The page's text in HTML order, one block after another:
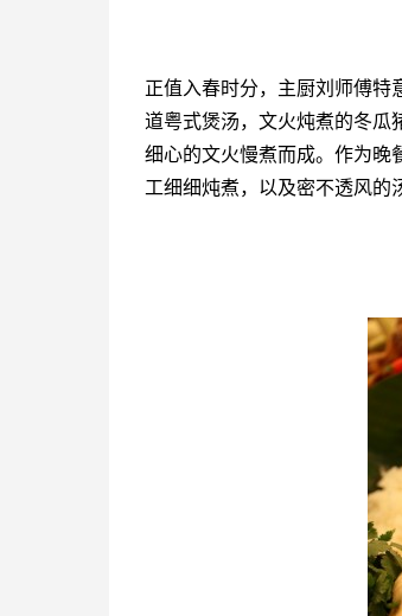
正值入春时分，主厨刘师傅特
道粤式煲汤，文火炖煮的冬瓜
细心的文火慢煮而成。作为晚
工细细炖煮，以及密不透风的